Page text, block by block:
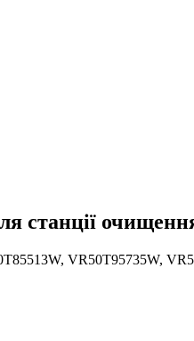
станції
VR50T95735W,